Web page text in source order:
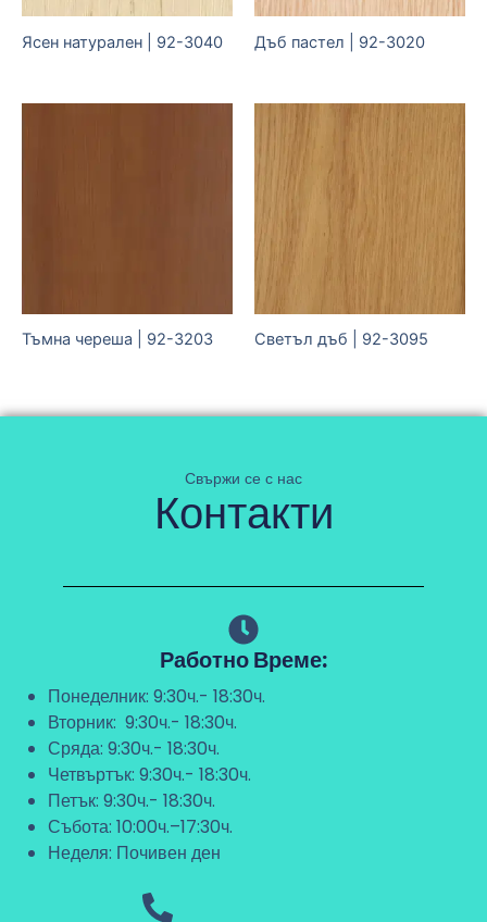
Ясен натурален | 92-3040 Дъб пастел | 92-3020
Тъмна череша | 92-3203 Светъл дъб | 92-3095
Свържи се с нас
Контакти
Работно Време:
Понеделник: 9:30ч.- 18:30ч.
Вторник: 9:30ч.- 18:30ч.
Сряда: 9:30ч.- 18:30ч.
Четвъртък: 9:30ч.- 18:30ч.
Петък: 9:30ч.- 18:30ч.
Събота: 10:00ч.–17:30ч.
Неделя: Почивен ден